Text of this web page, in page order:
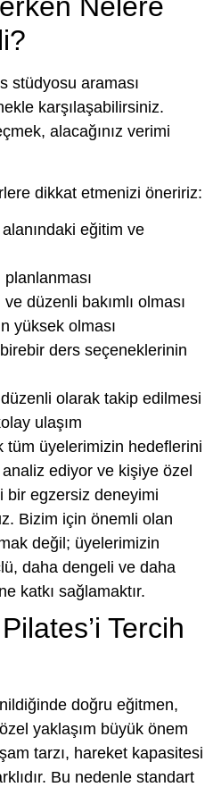
stüdyosu araması
karşılaşabilirsiniz.
alacağınız verimi
dikkat etmenizi öneririz:
eğitim ve
düzenli bakımlı olması
yüksek olması
ders seçeneklerinin
olarak takip edilmesi
ulaşım
tüm üyelerimizin hedeflerini
analiz ediyor ve kişiye özel
bir egzersiz deneyimi
Bizim için önemli olan
değil; üyelerimizin
daha dengeli ve daha
katkı sağlamaktır.
Tercih
doğru eğitmen,
yaklaşım büyük önem
tarzı, hareket kapasitesi
Bu nedenle standart